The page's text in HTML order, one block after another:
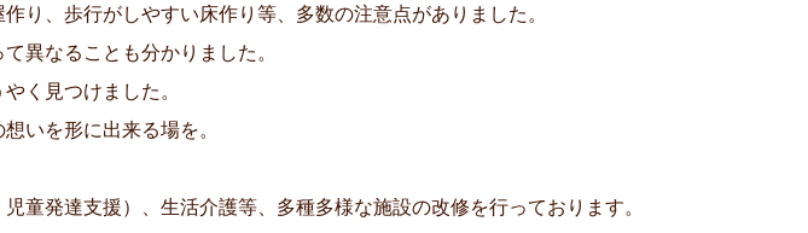
り、歩行がしやすい床作り等、多数の注意点がありました。
て異なることも分かりました。
く見つけました。
想いを形に出来る場を。
童発達支援）、生活介護等、多種多様な施設の改修を行っております。